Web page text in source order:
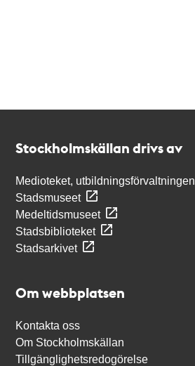
Stockholmskällan drivs av
Medioteket, utbildningsförvaltningen
Stadsmuseet
Medeltidsmuseet
Stadsbiblioteket
Stadsarkivet
Om webbplatsen
Kontakta oss
Om Stockholmskällan
Tillgänglighetsredogörelse